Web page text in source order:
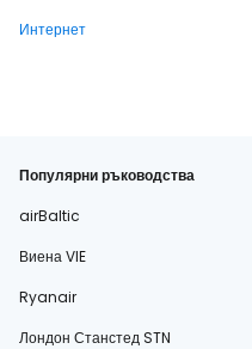
Интернет
Популярни ръководства
airBaltic
Виена VIE
Ryanair
Лондон Станстед STN